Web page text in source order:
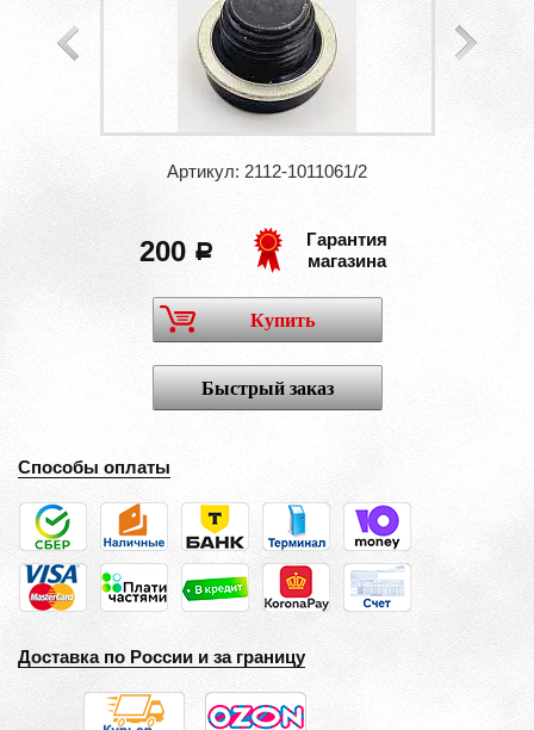
Артикул: 2112-1011061/2
200 a
Гарантия
магазина
Купить
Быстрый заказ
Способы оплаты
Доставка по России и за границу